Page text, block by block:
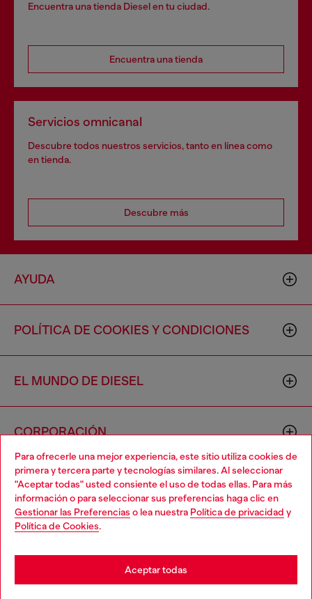
Para ofrecerle una mejor experiencia, este sitio utiliza cookies de
primera y tercera parte y tecnologías similares. Al seleccionar
"Aceptar todas" usted consiente el uso de todas ellas. Para más
información o para seleccionar sus preferencias haga clic en
Gestionar las Preferencias o lea nuestra Política de privacidad y
Política de Cookies.
Aceptar todas
Encuentra una tienda Diesel en tu ciudad.
Encuentra una tienda
Servicios omnicanal
Descubre todos nuestros servicios, tanto en línea como
en tienda.
Descubre más
AYUDA
POLÍTICA DE COOKIES Y CONDICIONES
EL MUNDO DE DIESEL
CORPORACIÓN
Copyright © 2026 Diesel SpA - Todos los derechos reservados -